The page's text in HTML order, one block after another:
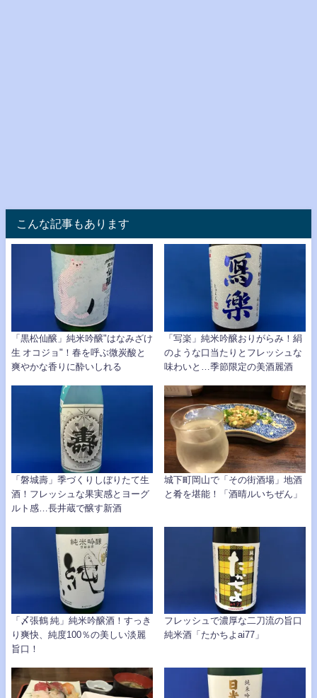
こんな記事もあります
「黒松仙醸」純米吟醸"はなみざけ
生 オコジョ"！春を呼ぶ微炭酸と
爽やかな香りに酔いしれる
「写楽」純米吟醸おりがらみ！絹
のような口当たりとフレッシュな
味わいと…季節限定の美酒麗酒
「磐城壽」季づくりしぼりたて生
酒！フレッシュな果実感とヨーグ
ルト感…長井蔵で醸す新酒
城下町岡山で「その街酒場」地酒
と肴を堪能！「酒晴ルいちぜん」
「〆張鶴 純」純米吟醸酒！すっき
り爽快、純度100％の美しい淡麗
旨口！
フレッシュで濃厚な二刀流の旨口
純米酒「たかちよai77」